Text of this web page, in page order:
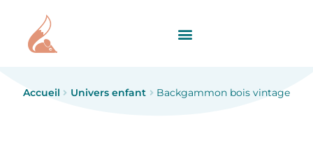
Accueil Univers enfant Backgammon bois vintage